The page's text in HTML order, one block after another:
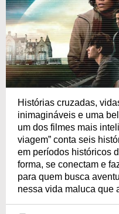
Histórias cruzadas,
inimagináveis e uma
um dos filmes mais
viagem” conta seis
em períodos históricos
forma, se conectam e
para quem busca
nessa vida maluca que